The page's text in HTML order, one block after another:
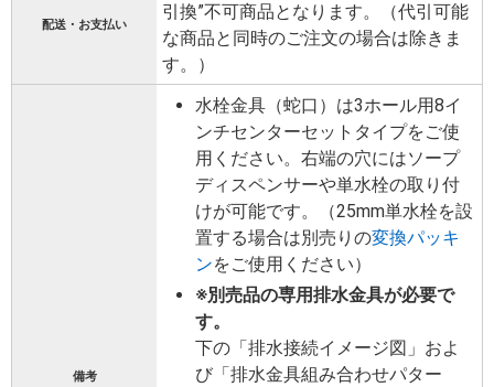
配送・お支払い
引換”不可商品となります。（代引可能
な商品と同時のご注文の場合は除きま
す。）
備考
水栓金具（蛇口）は3ホール用8イ
ンチセンターセットタイプをご使
用ください。右端の穴にはソープ
ディスペンサーや単水栓の取り付
けが可能です。（25mm単水栓を設
置する場合は別売りの変換パッキ
ンをご使用ください）
※別売品の専用排水金具が必要で
す。
下の「排水接続イメージ図」およ
び「排水金具組み合わせパター